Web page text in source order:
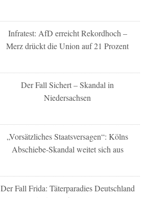
Infratest: AfD erreicht Rekordhoch –
Merz drückt die Union auf 21 Prozent
Der Fall Sichert – Skandal in
Niedersachsen
„Vorsätzliches Staatsversagen“: Kölns
Abschiebe-Skandal weitet sich aus
Der Fall Frida: Täterparadies Deutschland